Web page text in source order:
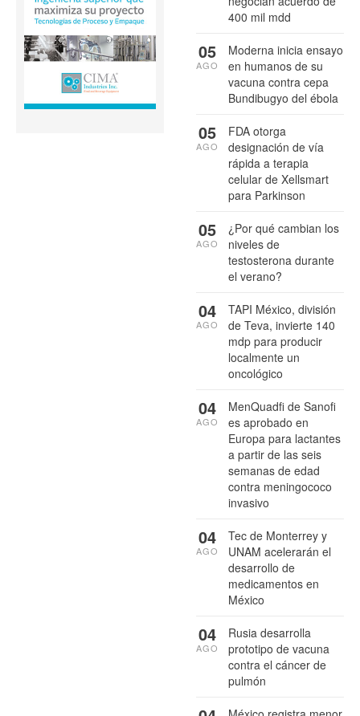
400 mil mdd
Moderna inicia ensayo
en humanos de su
vacuna contra cepa
Bundibugyo del ébola
05
AGO
FDA otorga
designación de vía
rápida a terapia
celular de Xellsmart
para Parkinson
05
AGO
¿Por qué cambian los
niveles de
testosterona durante
el verano?
05
AGO
TAPI México, división
de Teva, invierte 140
mdp para producir
localmente un
oncológico
04
AGO
MenQuadfi de Sanofi
es aprobado en
Europa para lactantes
a partir de las seis
semanas de edad
contra meningococo
invasivo
04
AGO
Tec de Monterrey y
UNAM acelerarán el
desarrollo de
medicamentos en
México
04
AGO
Rusia desarrolla
prototipo de vacuna
contra el cáncer de
pulmón
04
AGO